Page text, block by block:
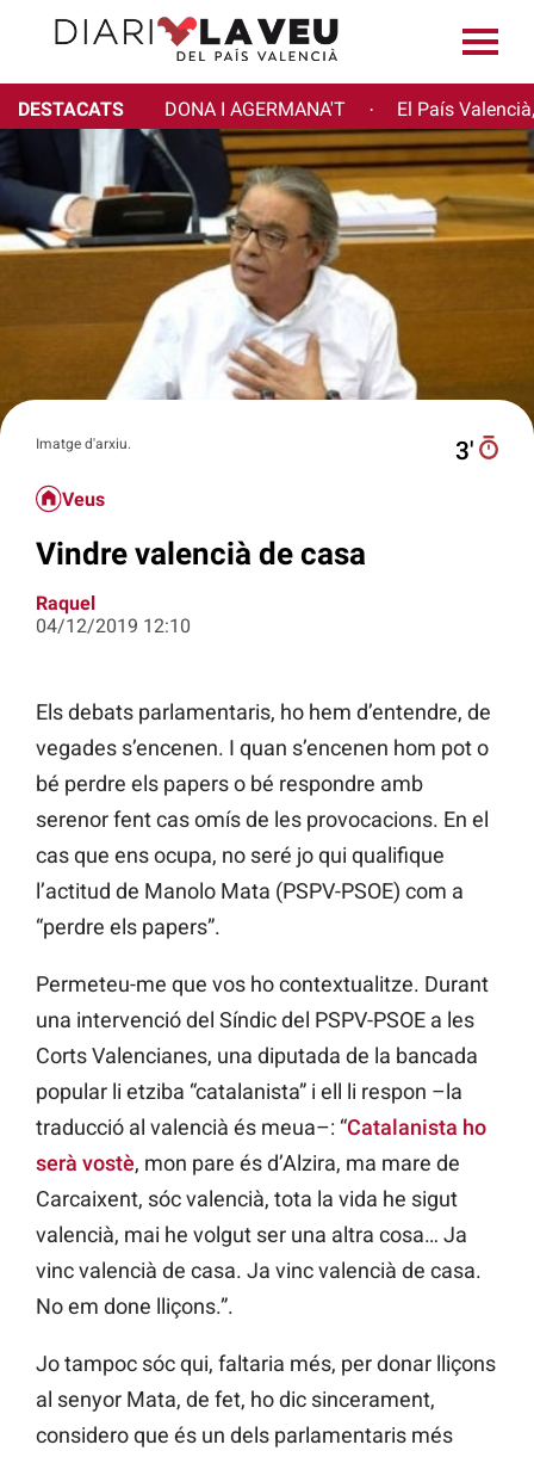
DESTACATS DONA I AGERMANA'T · El País
Imatge d'arxiu. 3′
Veus
Vindre valencià de casa
Raquel
04/12/2019 12:10
Els debats parlamentaris, ho hem d’entendre, de
vegades s’encenen. I quan s’encenen hom pot o
bé perdre els papers o bé respondre amb
serenor fent cas omís de les provocacions. En el
cas que ens ocupa, no seré jo qui qualifique
l’actitud de Manolo Mata (PSPV-PSOE) com a
“perdre els papers”.
Permeteu-me que vos ho contextualitze. Durant
una intervenció del Síndic del PSPV-PSOE a les
Corts Valencianes, una diputada de la bancada
popular li etziba “catalanista” i ell li respon –la
traducció al valencià és meua–: “Catalanista ho
serà vostè, mon pare és d’Alzira, ma mare de
Carcaixent, sóc valencià, tota la vida he sigut
valencià, mai he volgut ser una altra cosa… Ja
vinc valencià de casa. Ja vinc valencià de casa.
No em done lliçons.”.
Jo tampoc sóc qui, faltaria més, per donar lliçons
al senyor Mata, de fet, ho dic sincerament,
considero que és un dels parlamentaris més